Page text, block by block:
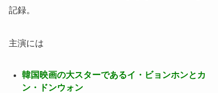
記録。
主演には
韓国映画の大スターであるイ・ビョンホンとカ
ン・ドンウォン